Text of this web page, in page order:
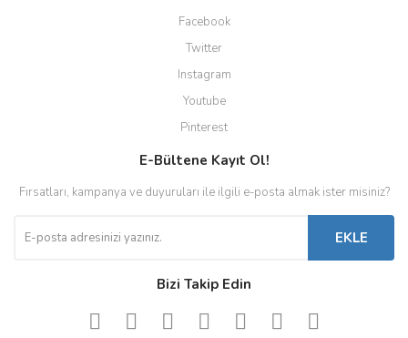
Facebook
Twitter
Instagram
Youtube
Pinterest
E-Bültene Kayıt Ol!
Fırsatları, kampanya ve duyuruları ile ilgili e-posta almak ister misiniz?
EKLE
Bizi Takip Edin